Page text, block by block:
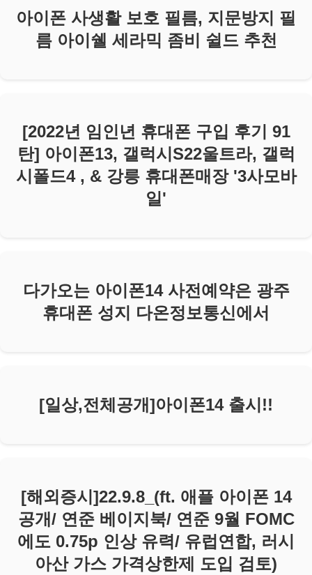
아이폰 사생활 보호 필름, 지문방지 필
름 아이쉘 세라믹 좀비 쉴드 추천
[2022년 임인년 휴대폰 구입 후기 91
탄] 아이폰13, 갤럭시S22울트라, 갤럭
시폴드4 , & 강릉 휴대폰매장 '3사모바
일'
다가오는 아이폰14 사전예약은 광주
휴대폰 성지 다온정보통신에서
[일상,전체공개]아이폰14 출시!!
[해외증시]22.9.8_(ft. 애플 아이폰 14
공개/ 연준 베이지북/ 연준 9월 FOMC
에도 0.75p 인상 유력/ 유럽연합, 러시
아산 가스 가격상한제 도입 검토)